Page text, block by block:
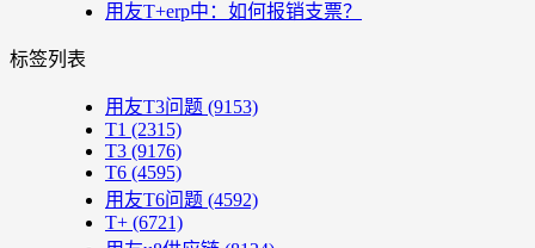
用友T+erp中：如何报销支票？
标签列表
用友T3问题 (9153)
T1 (2315)
T3 (9176)
T6 (4595)
用友T6问题 (4592)
T+ (6721)